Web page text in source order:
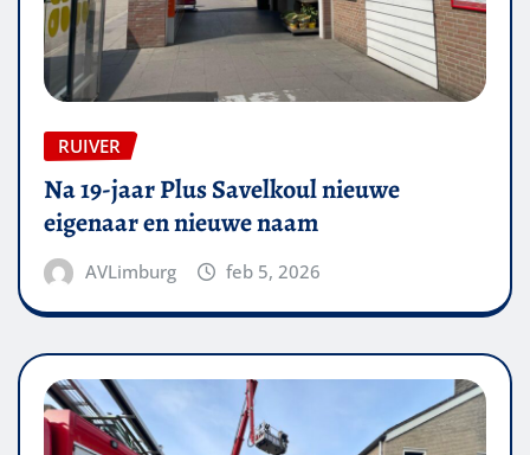
RUIVER
Na 19-jaar Plus Savelkoul nieuwe
eigenaar en nieuwe naam
AVLimburg feb 5, 2026